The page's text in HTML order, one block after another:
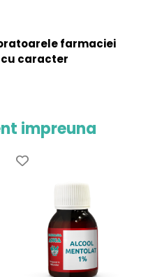
farmaciei
cu caracter
impreuna